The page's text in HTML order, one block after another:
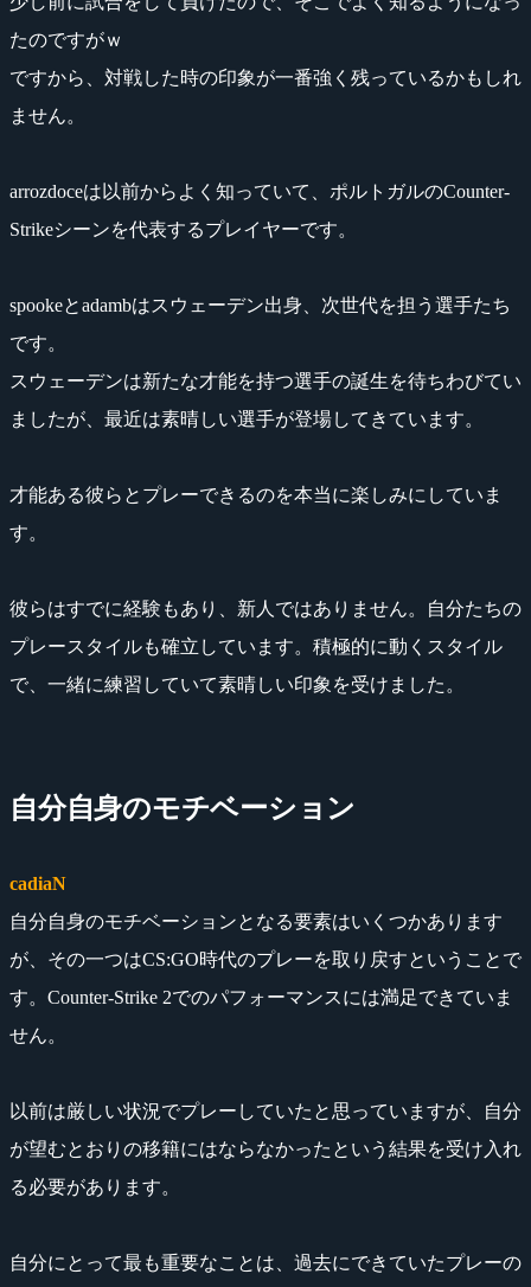
たのですがｗ
ですから、対戦した時の印象が一番強く残っているかもしれ
ません。
arrozdoceは以前からよく知っていて、ポルトガルのCounter-
Strikeシーンを代表するプレイヤーです。
spookeとadambはスウェーデン出身、次世代を担う選手たち
です。
スウェーデンは新たな才能を持つ選手の誕生を待ちわびてい
ましたが、最近は素晴しい選手が登場してきています。
才能ある彼らとプレーできるのを本当に楽しみにしていま
す。
彼らはすでに経験もあり、新人ではありません。自分たちの
プレースタイルも確立しています。積極的に動くスタイル
で、一緒に練習していて素晴しい印象を受けました。
自分自身のモチベーション
cadiaN
自分自身のモチベーションとなる要素はいくつかあります
が、その一つはCS:GO時代のプレーを取り戻すということで
す。Counter-Strike 2でのパフォーマンスには満足できていま
せん。
以前は厳しい状況でプレーしていたと思っていますが、自分
が望むとおりの移籍にはならなかったという結果を受け入れ
る必要があります。
自分にとって最も重要なことは、過去にできていたプレーの